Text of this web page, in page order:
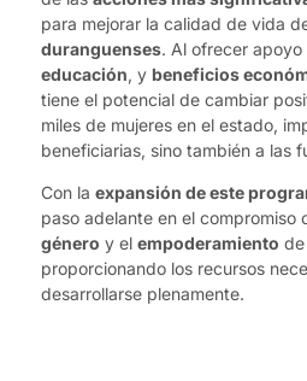
para mejorar la calidad de vida
duranguenses. Al ofrecer
educación, y beneficios
tiene el potencial de cambiar
miles de mujeres en el estado,
beneficiarias, sino también a las
Con la expansión de este
paso adelante en el compromiso
género y el empoderamiento de
proporcionando los recursos
desarrollarse plenamente.